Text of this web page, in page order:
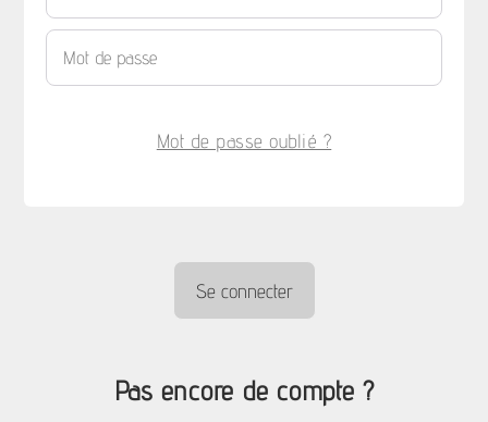
Mot de passe oublié ?
Pas encore de compte ?